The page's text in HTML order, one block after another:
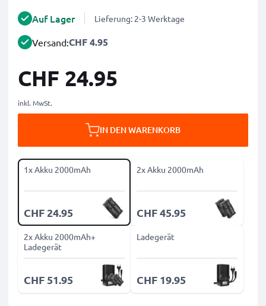
Auf Lager Lieferung: 2-3 Werktage
Versand:CHF 4.95
CHF 24.95
inkl. MwSt.
IN DEN WARENKORB
1x Akku 2000mAh
CHF 24.95
2x Akku 2000mAh
CHF 45.95
2x Akku 2000mAh+
Ladegerät
CHF 51.95
Ladegerät
CHF 19.95